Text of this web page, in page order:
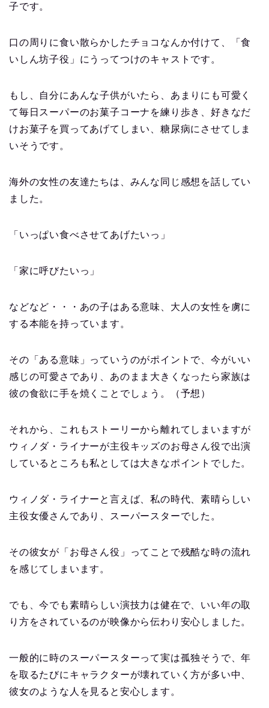
子です。
口の周りに食い散らかしたチョコなんか付けて、「食
いしん坊子役」にうってつけのキャストです。
もし、自分にあんな子供がいたら、あまりにも可愛く
て毎日スーパーのお菓子コーナを練り歩き、好きなだ
けお菓子を買ってあげてしまい、糖尿病にさせてしま
いそうです。
海外の女性の友達たちは、みんな同じ感想を話してい
ました。
「いっぱい食べさせてあげたいっ」
「家に呼びたいっ」
などなど・・・あの子はある意味、大人の女性を虜に
する本能を持っています。
その「ある意味」っていうのがポイントで、今がいい
感じの可愛さであり、あのまま大きくなったら家族は
彼の食欲に手を焼くことでしょう。（予想）
それから、これもストーリーから離れてしまいますが
ウィノダ・ライナーが主役キッズのお母さん役で出演
しているところも私としては大きなポイントでした。
ウィノダ・ライナーと言えば、私の時代、素晴らしい
主役女優さんであり、スーパースターでした。
その彼女が「お母さん役」ってことで残酷な時の流れ
を感じてしまいます。
でも、今でも素晴らしい演技力は健在で、いい年の取
り方をされているのが映像から伝わり安心しました。
一般的に時のスーパースターって実は孤独そうで、年
を取るたびにキャラクターが壊れていく方が多い中、
彼女のような人を見ると安心します。